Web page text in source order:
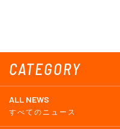
CATEGORY
ALL NEWS
すべてのニュース